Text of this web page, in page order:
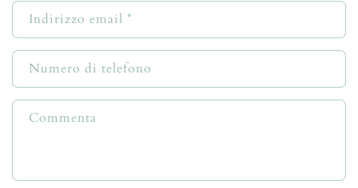
Indirizzo email *
Numero di telefono
Commenta